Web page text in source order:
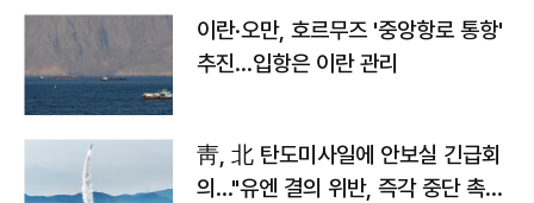
이란·오만, 호르무즈 '중앙항로 통항'
추진…입항은 이란 관리
靑, 北 탄도미사일에 안보실 긴급회
의…"유엔 결의 위반, 즉각 중단 촉